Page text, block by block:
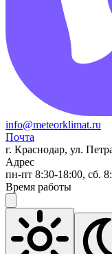
info@meteorklimat.ru
Почта
г. Краснодар, ул.
Адрес
пн-пт 8:30-18:00, сб.
Время работы